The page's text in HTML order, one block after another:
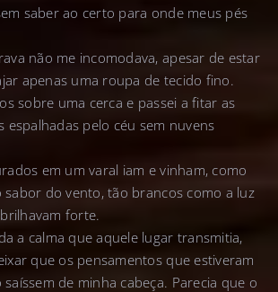
saber ao certo para onde meus pés
não me incomodava, apesar de estar
apenas uma roupa de tecido fino.
sobre uma cerca e passei a fitar as
espalhadas pelo céu sem nuvens
em um varal iam e vinham, como
sabor do vento, tão brancos como a luz
forte.
a calma que aquele lugar transmitia,
que os pensamentos que estiveram
de minha cabeça. Parecia que o